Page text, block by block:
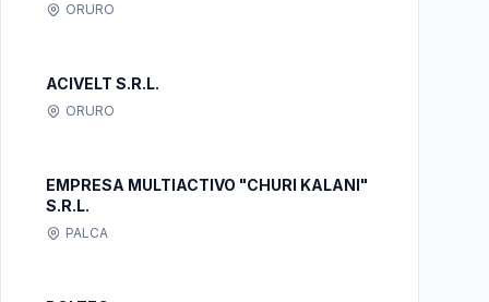
ORURO
ACIVELT S.R.L.
ORURO
EMPRESA MULTIACTIVO "CHURI KALANI"
S.R.L.
PALCA